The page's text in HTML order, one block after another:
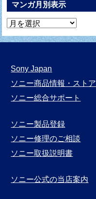
マンガ月別表示
マ
ン
月
別
表
Sony Japan
ソニー商品情報・ストア
ソニー総合サポート
ソニー製品登録
ソニー修理のご相談
ソニー取扱説明書
ソニー公式の当店案内